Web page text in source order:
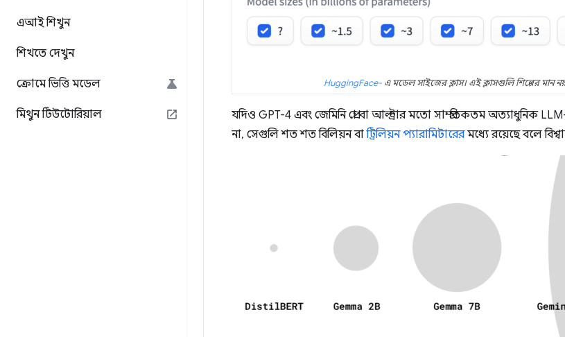
এআই শিখুন
শিখতে দেখুন
ক্রোমে ভিত্তি মডেল
মিথুন টিউটোরিয়াল
HuggingFace-এ মডেল সাইজের ক্লাস। এই ক্লাসগুলি শিল্পের মান
যদিও GPT-4 এবং জেমিনি প্রো বা আল্ট্রার মতো সাম্প্রতিকতম অত্যাধুনিক
না, সেগুলি শত শত বিলিয়ন বাট্রিলিয়ন প্যারামিটারেরমধ্যে রয়েছে বলে